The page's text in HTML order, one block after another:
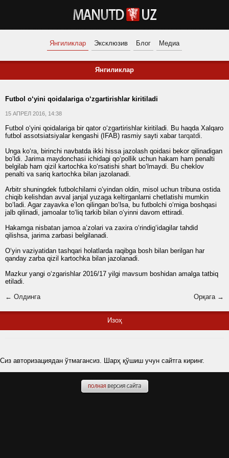
Янгиликлар Эксклюзив Блог Медиа
Янгиликлар
Futbol o‘yini qoidalariga o‘zgartirishlar kiritiladi
15 АПРЕЛ 2016, 14:38
Futbol o‘yini qoidalariga bir qator o‘zgartirishlar kiritiladi. Bu haqda Xalqaro
futbol assotsiatsiyalar kengashi (IFAB) rasmiy sayti xabar tarqatdi.
Unga ko‘ra, birinchi navbatda ikki hissa jazolash qoidasi bekor qilinadigan
bo‘ldi. Jarima maydonchasi ichidagi qo‘pollik uchun hakam ham penalti
belgilab ham qizil kartochka ko‘rsatishi shart bo‘lmaydi. Bu cheklov
penalti va sariq kartochka bilan jazolanadi.
Arbitr shuningdek futbolchilarni o‘yindan oldin, misol uchun tribuna ostida
chiqib kelishdan avval janjal yuzaga keltirganlarni chetlatishi mumkin
bo‘ladi. Agar zayavka e’lon qilingan bo‘lsa, bu futbolchi o‘rniga boshqasi
jalb qilinadi, jamoalar to‘liq tarkib bilan o‘yinni davom ettiradi.
Hakamga nisbatan jamoa a’zolari va zaxira o‘rindig‘idagilar tahdid
qilishsa, jarima zarbasi belgilanadi.
O‘yin vaziyatidan tashqari holatlarda raqibga bosh bilan berilgan har
qanday zarba qizil kartochka bilan jazolanadi.
Mazkur yangi o‘zgarishlar 2016/17 yilgi mavsum boshidan amalga tatbiq
etiladi.
← Олдинга
Орқага →
Изоҳ
Сиз авторизациядан ўтмагансиз. Шарҳ қўшиш учун сайтга киринг.